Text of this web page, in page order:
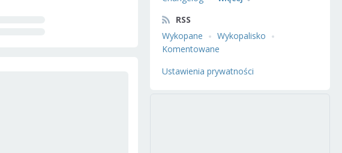
RSS
Wykopane
Wykopalisko
Komentowane
Ustawienia prywatności